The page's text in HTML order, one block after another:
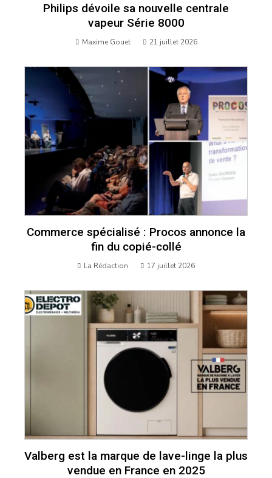
Philips dévoile sa nouvelle centrale
vapeur Série 8000
Maxime Gouet 21 juillet 2026
Commerce spécialisé : Procos annonce la
fin du copié-collé
La Rédaction 17 juillet 2026
Valberg est la marque de lave-linge la plus
vendue en France en 2025